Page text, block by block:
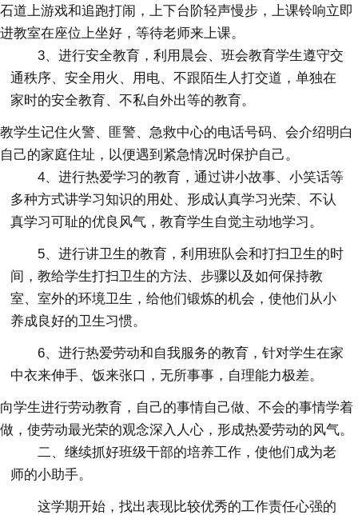
石道上游戏和追跑打闹，上下台阶轻声慢步，上课铃响立即
进教室在座位上坐好，等待老师来上课。
3、进行安全教育，利用晨会、班会教育学生遵守交
通秩序、安全用火、用电、不跟陌生人打交道，单独在
家时的安全教育、不私自外出等的教育。
教学生记住火警、匪警、急救中心的电话号码、会介绍明白
自己的家庭住址，以便遇到紧急情况时保护自己。
4、进行热爱学习的教育，通过讲小故事、小笑话等
多种方式讲学习知识的用处、形成认真学习光荣、不认
真学习可耻的优良风气，教育学生自觉主动地学习。
5、进行讲卫生的教育，利用班队会和打扫卫生的时
间，教给学生打扫卫生的方法、步骤以及如何保持教
室、室外的环境卫生，给他们锻炼的机会，使他们从小
养成良好的卫生习惯。
6、进行热爱劳动和自我服务的教育，针对学生在家
中衣来伸手、饭来张口，无所事事，自理能力极差。
向学生进行劳动教育，自己的事情自己做、不会的事情学着
做，使劳动最光荣的观念深入人心，形成热爱劳动的风气。
二、继续抓好班级干部的培养工作，使他们成为老
师的小助手。
这学期开始，找出表现比较优秀的工作责任心强的